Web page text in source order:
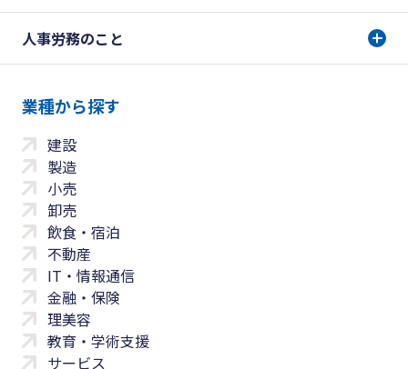
人事労務のこと
業種から探す
建設
製造
小売
卸売
飲食・宿泊
不動産
IT・情報通信
金融・保険
理美容
教育・学術支援
サービス